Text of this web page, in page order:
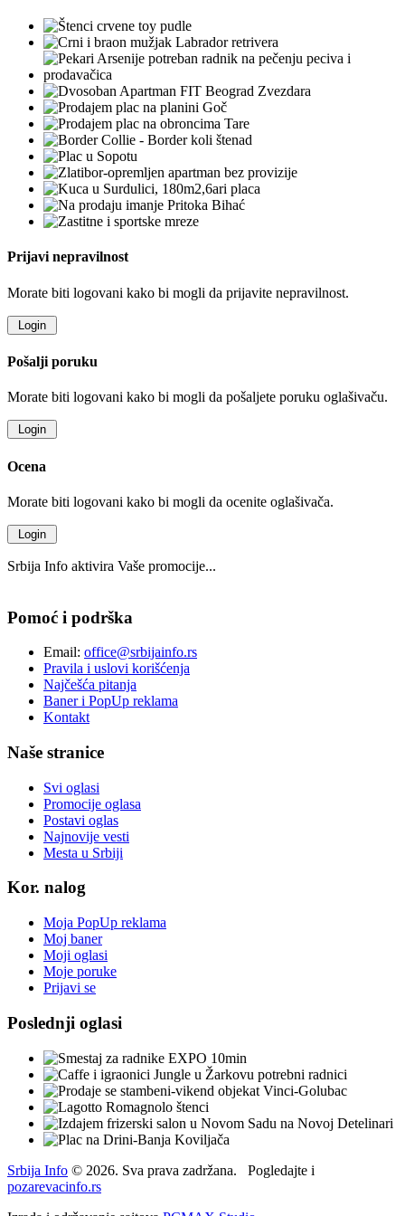
Prijavi nepravilnost
Morate biti logovani kako bi mogli da prijavite nepravilnost.
Pošalji poruku
Morate biti logovani kako bi mogli da pošaljete poruku oglašivaču.
Ocena
Morate biti logovani kako bi mogli da ocenite oglašivača.
Srbija Info aktivira Vaše promocije...
Pomoć i podrška
Email: office@srbijainfo.rs
Pravila i uslovi korišćenja
Najčešća pitanja
Baner i PopUp reklama
Kontakt
Naše stranice
Svi oglasi
Promocije oglasa
Postavi oglas
Najnovije vesti
Mesta u Srbiji
Kor. nalog
Moja PopUp reklama
Moj baner
Moji oglasi
Moje poruke
Prijavi se
Poslednji oglasi
Srbija Info © 2026. Sva prava zadržana. Pogledajte i
pozarevacinfo.rs